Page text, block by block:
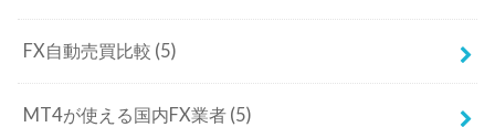
FX自動売買比較 (5)
MT4が使える国内FX業者 (5)